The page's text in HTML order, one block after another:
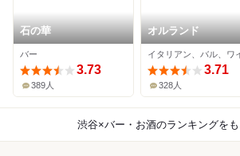
石の華
バー
3.73
389人
オルランド
3.71
328人
渋谷×バー・お酒のランキングを